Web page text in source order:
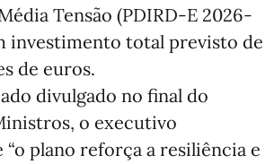
Tensão (PDIRD-E 2026-
investimento total previsto de
de euros.
divulgado no final do
o executivo
“o plano reforça a resiliência e